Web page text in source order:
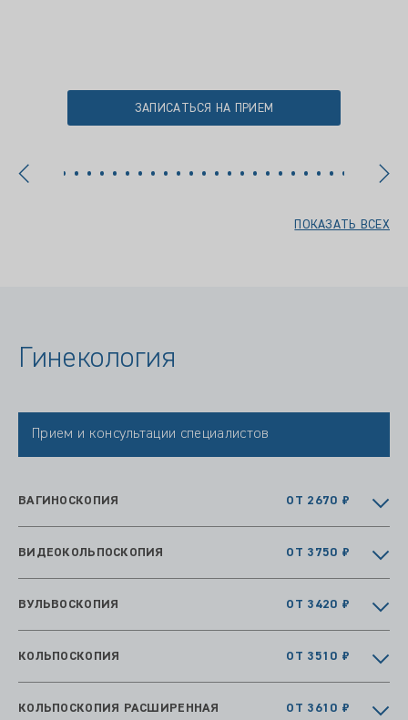
ЗАПИСАТЬСЯ НА ПРИЕМ
ПОКАЗАТЬ ВСЕХ
Гинекология
Прием и консультации специалистов
ВАГИНОСКОПИЯ ОТ 2670 ₽
ВИДЕОКОЛЬПОСКОПИЯ ОТ 3750 ₽
ВУЛЬВОСКОПИЯ ОТ 3420 ₽
КОЛЬПОСКОПИЯ ОТ 3510 ₽
КОЛЬПОСКОПИЯ РАСШИРЕННАЯ ОТ 3610 ₽